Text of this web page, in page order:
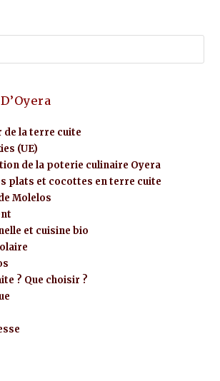
de la terre cuite
(UE)
de la poterie culinaire Oyera
plats et cocottes en terre cuite
Molelos
et cuisine bio
? Que choisir ?